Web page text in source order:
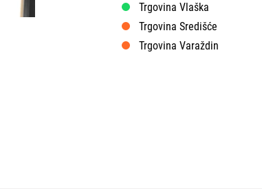
Trgovina Vlaška
Trgovina Središće
Trgovina Varaždin